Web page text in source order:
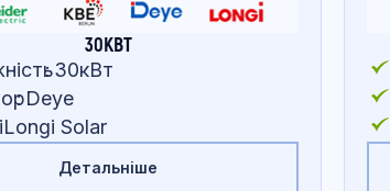
30КВТ
:30кВт
: Deye
Longi Solar
Детальніше